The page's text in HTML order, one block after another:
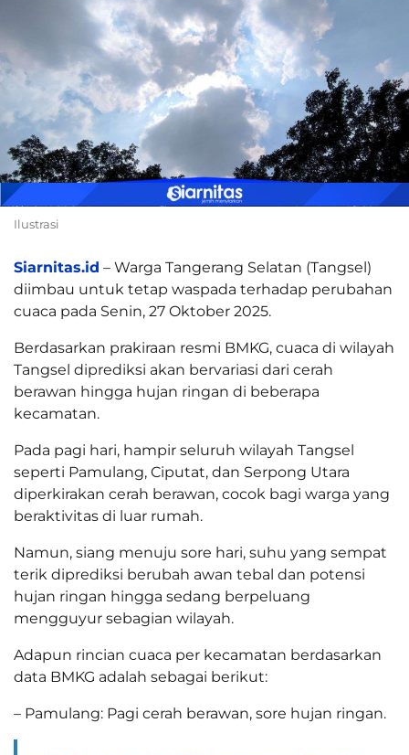
Ilustrasi
Siarnitas.id – Warga Tangerang Selatan (Tangsel)
diimbau untuk tetap waspada terhadap perubahan
cuaca pada Senin, 27 Oktober 2025.
Berdasarkan prakiraan resmi BMKG, cuaca di wilayah
Tangsel diprediksi akan bervariasi dari cerah
berawan hingga hujan ringan di beberapa
kecamatan.
Pada pagi hari, hampir seluruh wilayah Tangsel
seperti Pamulang, Ciputat, dan Serpong Utara
diperkirakan cerah berawan, cocok bagi warga yang
beraktivitas di luar rumah.
Namun, siang menuju sore hari, suhu yang sempat
terik diprediksi berubah awan tebal dan potensi
hujan ringan hingga sedang berpeluang
mengguyur sebagian wilayah.
Adapun rincian cuaca per kecamatan berdasarkan
data BMKG adalah sebagai berikut:
– Pamulang: Pagi cerah berawan, sore hujan ringan.